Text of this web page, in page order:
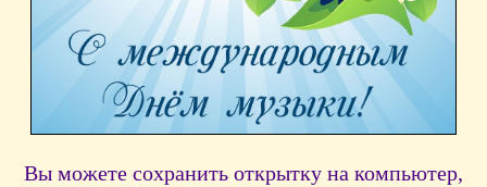
Вы можете сохранить открытку на компьютер,